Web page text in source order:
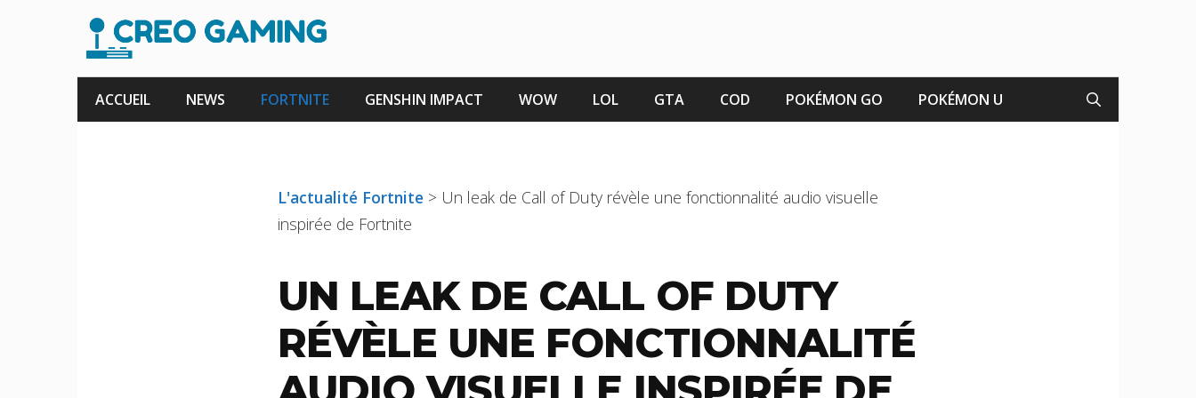
contenu
ACCUEIL NEWS FORTNITE GENSHIN IMPACT WOW LOL GTA COD POKÉMON GO POKÉMON U
L'actualité Fortnite > Un leak de Call of Duty révèle une fonctionnalité audio visuelle
inspirée de Fortnite
UN LEAK DE CALL OF DUTY
RÉVÈLE UNE FONCTIONNALITÉ